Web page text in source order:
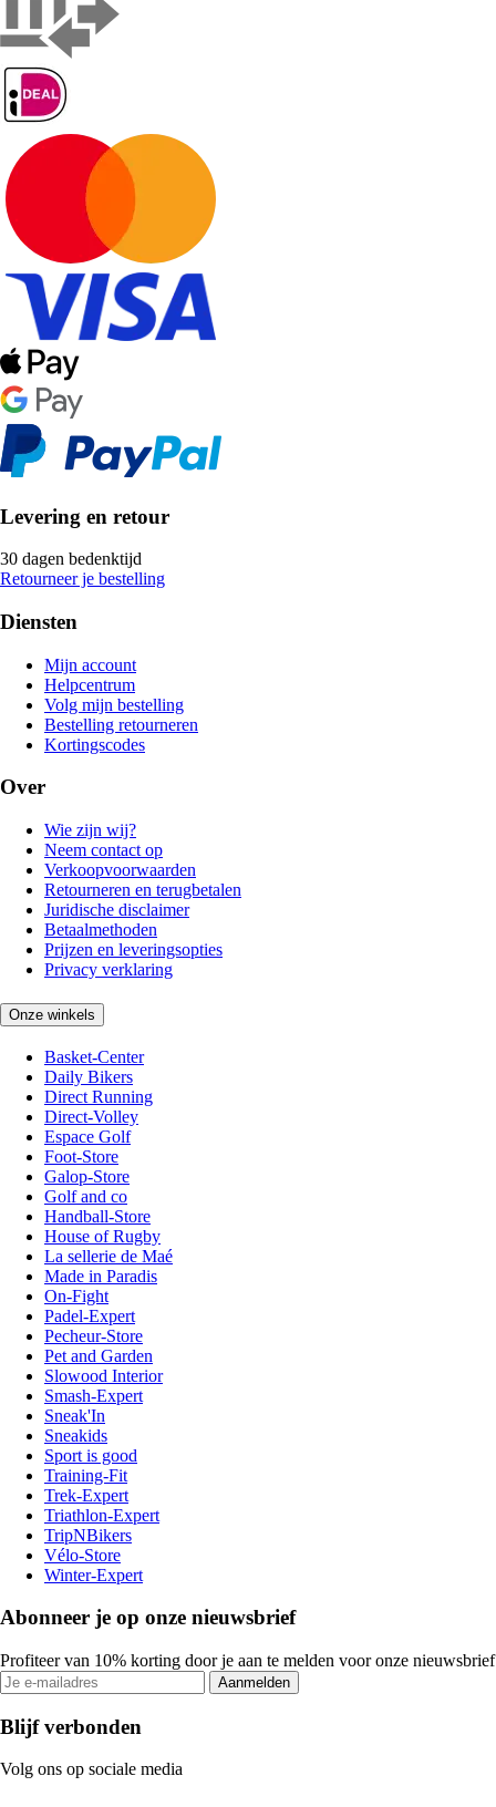
Levering en retour
30 dagen bedenktijd
Retourneer je bestelling
Diensten
Mijn account
Helpcentrum
Volg mijn bestelling
Bestelling retourneren
Kortingscodes
Over
Wie zijn wij?
Neem contact op
Verkoopvoorwaarden
Retourneren en terugbetalen
Juridische disclaimer
Betaalmethoden
Prijzen en leveringsopties
Privacy verklaring
Onze winkels
Basket-Center
Daily Bikers
Direct Running
Direct-Volley
Espace Golf
Foot-Store
Galop-Store
Golf and co
Handball-Store
House of Rugby
La sellerie de Maé
Made in Paradis
On-Fight
Padel-Expert
Pecheur-Store
Pet and Garden
Slowood Interior
Smash-Expert
Sneak'In
Sneakids
Sport is good
Training-Fit
Trek-Expert
Triathlon-Expert
TripNBikers
Vélo-Store
Winter-Expert
Abonneer je op onze nieuwsbrief
Profiteer van 10% korting door je aan te melden voor onze nieuwsbrief
Aanmelden
Blijf verbonden
Volg ons op sociale media